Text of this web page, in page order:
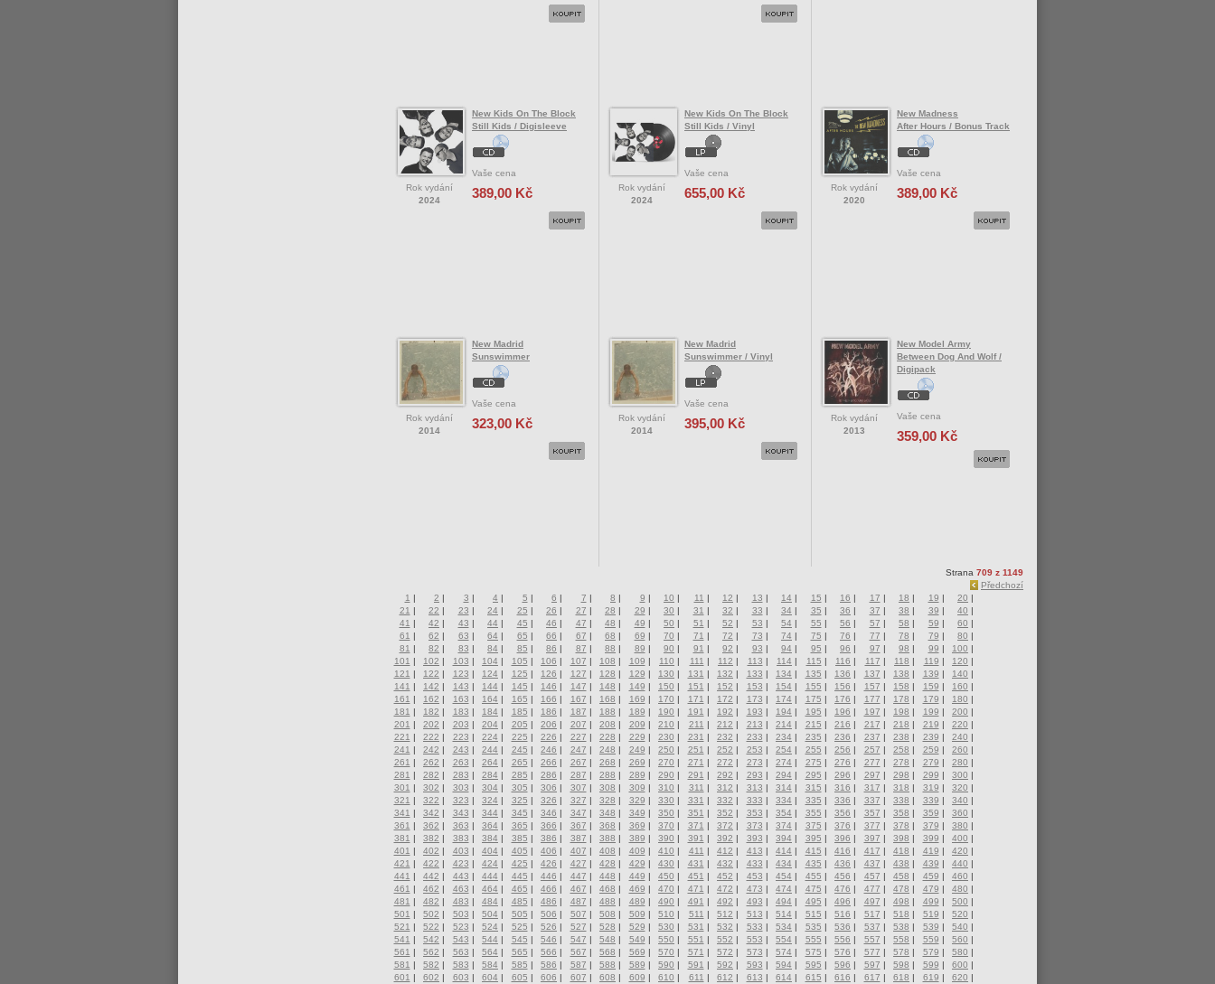
Rok vydání
2024
New Kids On The Block
Still Kids / Digisleeve
Vaše cena
389,00 Kč
Rok vydání
2024
New Kids On The Block
Still Kids / Vinyl
Vaše cena
655,00 Kč
Rok vydání
2020
New Madness
After Hours / Bonus Track
Vaše cena
389,00 Kč
Rok vydání
2014
New Madrid
Sunswimmer
Vaše cena
323,00 Kč
Rok vydání
2014
New Madrid
Sunswimmer / Vinyl
Vaše cena
395,00 Kč
Rok vydání
2013
New Model Army
Between Dog And Wolf /
Digipack
Vaše cena
359,00 Kč
Strana 709 z 1149
Předchozí
1 | 2 | 3 | 4 | 5 | 6 | 7 | 8 | 9 | 10 | 11 | 12 | 13 | 14 | 15 | 16 | 17 | 18 | 19 | 20 |
21 | 22 | 23 | 24 | 25 | 26 | 27 | 28 | 29 | 30 | 31 | 32 | 33 | 34 | 35 | 36 | 37 | 38 | 39 | 40 |
41 | 42 | 43 | 44 | 45 | 46 | 47 | 48 | 49 | 50 | 51 | 52 | 53 | 54 | 55 | 56 | 57 | 58 | 59 | 60 |
61 | 62 | 63 | 64 | 65 | 66 | 67 | 68 | 69 | 70 | 71 | 72 | 73 | 74 | 75 | 76 | 77 | 78 | 79 | 80 |
81 | 82 | 83 | 84 | 85 | 86 | 87 | 88 | 89 | 90 | 91 | 92 | 93 | 94 | 95 | 96 | 97 | 98 | 99 | 100 |
101 | 102 | 103 | 104 | 105 | 106 | 107 | 108 | 109 | 110 | 111 | 112 | 113 | 114 | 115 | 116 | 117 | 118 | 119 | 120 |
121 | 122 | 123 | 124 | 125 | 126 | 127 | 128 | 129 | 130 | 131 | 132 | 133 | 134 | 135 | 136 | 137 | 138 | 139 | 140 |
141 | 142 | 143 | 144 | 145 | 146 | 147 | 148 | 149 | 150 | 151 | 152 | 153 | 154 | 155 | 156 | 157 | 158 | 159 | 160 |
161 | 162 | 163 | 164 | 165 | 166 | 167 | 168 | 169 | 170 | 171 | 172 | 173 | 174 | 175 | 176 | 177 | 178 | 179 | 180 |
181 | 182 | 183 | 184 | 185 | 186 | 187 | 188 | 189 | 190 | 191 | 192 | 193 | 194 | 195 | 196 | 197 | 198 | 199 | 200 |
201 | 202 | 203 | 204 | 205 | 206 | 207 | 208 | 209 | 210 | 211 | 212 | 213 | 214 | 215 | 216 | 217 | 218 | 219 | 220 |
221 | 222 | 223 | 224 | 225 | 226 | 227 | 228 | 229 | 230 | 231 | 232 | 233 | 234 | 235 | 236 | 237 | 238 | 239 | 240 |
241 | 242 | 243 | 244 | 245 | 246 | 247 | 248 | 249 | 250 | 251 | 252 | 253 | 254 | 255 | 256 | 257 | 258 | 259 | 260 |
261 | 262 | 263 | 264 | 265 | 266 | 267 | 268 | 269 | 270 | 271 | 272 | 273 | 274 | 275 | 276 | 277 | 278 | 279 | 280 |
281 | 282 | 283 | 284 | 285 | 286 | 287 | 288 | 289 | 290 | 291 | 292 | 293 | 294 | 295 | 296 | 297 | 298 | 299 | 300 |
301 | 302 | 303 | 304 | 305 | 306 | 307 | 308 | 309 | 310 | 311 | 312 | 313 | 314 | 315 | 316 | 317 | 318 | 319 | 320 |
321 | 322 | 323 | 324 | 325 | 326 | 327 | 328 | 329 | 330 | 331 | 332 | 333 | 334 | 335 | 336 | 337 | 338 | 339 | 340 |
341 | 342 | 343 | 344 | 345 | 346 | 347 | 348 | 349 | 350 | 351 | 352 | 353 | 354 | 355 | 356 | 357 | 358 | 359 | 360 |
361 | 362 | 363 | 364 | 365 | 366 | 367 | 368 | 369 | 370 | 371 | 372 | 373 | 374 | 375 | 376 | 377 | 378 | 379 | 380 |
381 | 382 | 383 | 384 | 385 | 386 | 387 | 388 | 389 | 390 | 391 | 392 | 393 | 394 | 395 | 396 | 397 | 398 | 399 | 400 |
401 | 402 | 403 | 404 | 405 | 406 | 407 | 408 | 409 | 410 | 411 | 412 | 413 | 414 | 415 | 416 | 417 | 418 | 419 | 420 |
421 | 422 | 423 | 424 | 425 | 426 | 427 | 428 | 429 | 430 | 431 | 432 | 433 | 434 | 435 | 436 | 437 | 438 | 439 | 440 |
441 | 442 | 443 | 444 | 445 | 446 | 447 | 448 | 449 | 450 | 451 | 452 | 453 | 454 | 455 | 456 | 457 | 458 | 459 | 460 |
461 | 462 | 463 | 464 | 465 | 466 | 467 | 468 | 469 | 470 | 471 | 472 | 473 | 474 | 475 | 476 | 477 | 478 | 479 | 480 |
481 | 482 | 483 | 484 | 485 | 486 | 487 | 488 | 489 | 490 | 491 | 492 | 493 | 494 | 495 | 496 | 497 | 498 | 499 | 500 |
501 | 502 | 503 | 504 | 505 | 506 | 507 | 508 | 509 | 510 | 511 | 512 | 513 | 514 | 515 | 516 | 517 | 518 | 519 | 520 |
521 | 522 | 523 | 524 | 525 | 526 | 527 | 528 | 529 | 530 | 531 | 532 | 533 | 534 | 535 | 536 | 537 | 538 | 539 | 540 |
541 | 542 | 543 | 544 | 545 | 546 | 547 | 548 | 549 | 550 | 551 | 552 | 553 | 554 | 555 | 556 | 557 | 558 | 559 | 560 |
561 | 562 | 563 | 564 | 565 | 566 | 567 | 568 | 569 | 570 | 571 | 572 | 573 | 574 | 575 | 576 | 577 | 578 | 579 | 580 |
581 | 582 | 583 | 584 | 585 | 586 | 587 | 588 | 589 | 590 | 591 | 592 | 593 | 594 | 595 | 596 | 597 | 598 | 599 | 600 |
601 | 602 | 603 | 604 | 605 | 606 | 607 | 608 | 609 | 610 | 611 | 612 | 613 | 614 | 615 | 616 | 617 | 618 | 619 | 620 |